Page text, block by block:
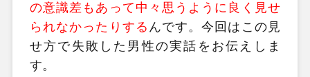
の意識差もあって中々思うように良く見せ
られなかったりする んです。今回はこの見
せ方で失敗した男性の実話をお伝えしま
す。